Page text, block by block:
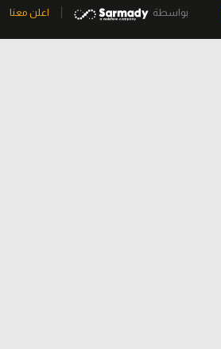
بواسطة اعلن معنا